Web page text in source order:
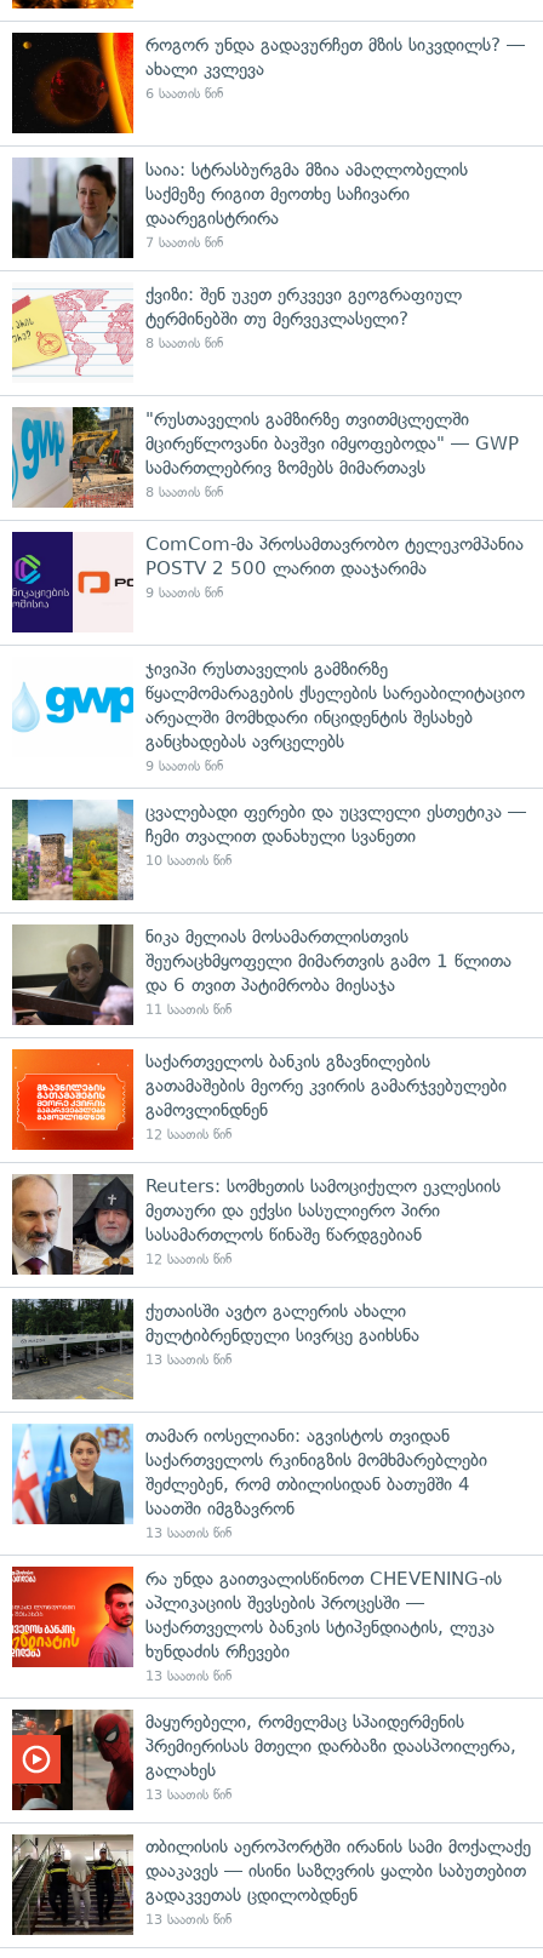
როგორ უნდა გადავურჩეთ მზის სიკვდილს? —
ახალი კვლევა
6 საათის წინ
საია: სტრასბურგმა მზია ამაღლობელის
საქმეზე რიგით მეოთხე საჩივარი
დაარეგისტრირა
7 საათის წინ
ქვიზი: შენ უკეთ ერკვევი გეოგრაფიულ
ტერმინებში თუ მერვეკლასელი?
8 საათის წინ
"რუსთაველის გამზირზე თვითმცლელში
მცირეწლოვანი ბავშვი იმყოფებოდა" — GWP
სამართლებრივ ზომებს მიმართავს
8 საათის წინ
ComCom-მა პროსამთავრობო ტელეკომპანია
POSTV 2 500 ლარით დააჯარიმა
9 საათის წინ
ჯივიპი რუსთაველის გამზირზე
წყალმომარაგების ქსელების სარეაბილიტაციო
არეალში მომხდარი ინციდენტის შესახებ
განცხადებას ავრცელებს
9 საათის წინ
ცვალებადი ფერები და უცვლელი ესთეტიკა —
ჩემი თვალით დანახული სვანეთი
10 საათის წინ
ნიკა მელიას მოსამართლისთვის
შეურაცხმყოფელი მიმართვის გამო 1 წლითა
და 6 თვით პატიმრობა მიესაჯა
11 საათის წინ
საქართველოს ბანკის გზავნილების
გათამაშების მეორე კვირის გამარჯვებულები
გამოვლინდნენ
12 საათის წინ
Reuters: სომხეთის სამოციქულო ეკლესიის
მეთაური და ექვსი სასულიერო პირი
სასამართლოს წინაშე წარდგებიან
12 საათის წინ
ქუთაისში ავტო გალერის ახალი
მულტიბრენდული სივრცე გაიხსნა
13 საათის წინ
თამარ იოსელიანი: აგვისტოს თვიდან
საქართველოს რკინიგზის მომხმარებლები
შეძლებენ, რომ თბილისიდან ბათუმში 4
საათში იმგზავრონ
13 საათის წინ
რა უნდა გაითვალისწინოთ CHEVENING-ის
აპლიკაციის შევსების პროცესში —
საქართველოს ბანკის სტიპენდიატის, ლუკა
ხუნდაძის რჩევები
13 საათის წინ
მაყურებელი, რომელმაც სპაიდერმენის
პრემიერისას მთელი დარბაზი დაასპოილერა,
გალახეს
13 საათის წინ
თბილისის აეროპორტში ირანის სამი მოქალაქე
დააკავეს — ისინი საზღვრის ყალბი საბუთებით
გადაკვეთას ცდილობდნენ
13 საათის წინ